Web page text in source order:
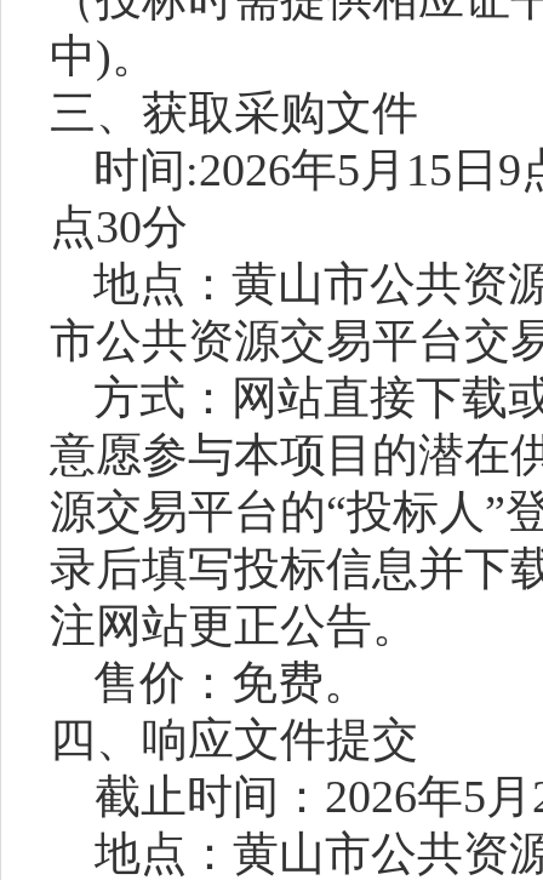
中)。
三、获取采购文件
时间 :2026年5月 15 日 9
点30分
地点：黄山市公共资
市公共资源交易平台交
方式：网站直接下载
意愿参与本项目的潜在
源交易平台的“投标人”
录后填写投标信息并下
注网站更正公告。
售价： 免费。
四、响应文件提交
截止时间： 2026年5月
地点：黄山市公共资